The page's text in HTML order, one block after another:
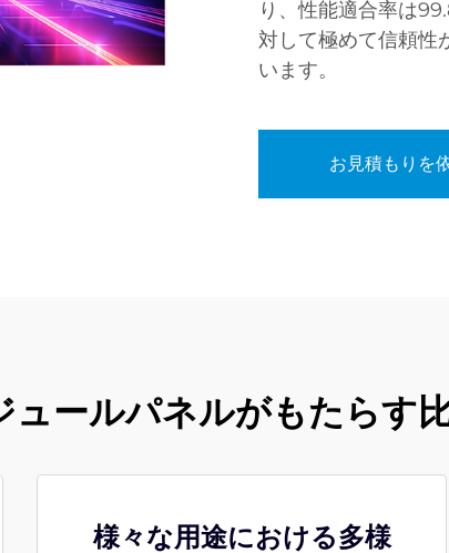
り、性能適合率は
対して極めて信頼性
います。
お見積もりを
ュールパネルがもたらす
様々な用途における多様